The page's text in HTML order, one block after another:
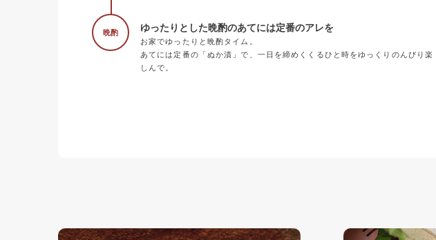
晩酌 ゆったりとした晩酌のあてには定番のアレを
お家でゆったりと晩酌タイム。
あてには定番の「ぬか漬」で、一日を締めくくるひと時をゆっくりのんびり楽
しんで。